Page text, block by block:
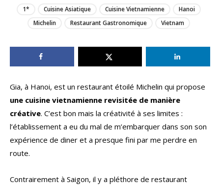
1* Cuisine Asiatique Cuisine Vietnamienne
Hanoi
Michelin
Restaurant Gastronomique Vietnam
Gia, à Hanoi, est un restaurant étoilé Michelin qui propose
une cuisine vietnamienne revisitée de manière
créative. C’est bon mais la créativité à ses limites :
l’établissement a eu du mal de m’embarquer dans son son
expérience de diner et a presque fini par me perdre en
route.
Contrairement à Saigon, il y a pléthore de restaurant